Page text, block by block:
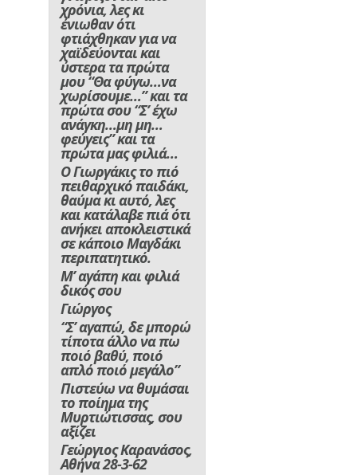
χρόνια, λες κι
ένιωθαν ότι
φτιάχθηκαν για να
χαϊδεύονται και
ύστερα τα πρώτα
μου “Θα φύγω…να
χωρίσουμε…” και τα
πρώτα σου “Σ’ έχω
ανάγκη…μη μη…
φεύγεις” και τα
πρώτα μας φιλιά…
Ο Γιωργάκις το πιό
πειθαρχικό παιδάκι,
θαύμα κι αυτό, λες
και κατάλαβε πιά ότι
ανήκει αποκλειστικά
σε κάποιο Μαγδάκι
περιπατητικό.
Μ’ αγάπη και φιλιά
δικός σου
Γιώργος
“Σ’ αγαπώ, δε μπορώ
τίποτα άλλο να πω
ποιό βαθύ, ποιό
απλό ποιό μεγάλο”
Πιστεύω να θυμάσαι
το ποίημα της
Μυρτιώτισσας, σου
αξίζει
Γεώργιος Καρανάσος,
Αθήνα 28-3-62